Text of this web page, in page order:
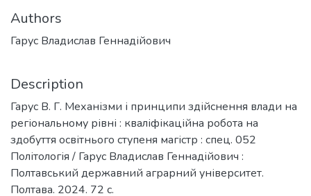
Authors
Гарус Владислав Геннадійович
Description
Гарус В. Г. Механізми і принципи здійснення влади на
регіональному рівні : кваліфікаційна робота на
здобуття освітнього ступеня магістр : спец. 052
Політологія / Гарус Владислав Геннадійович :
Полтавський державний аграрний університет.
Полтава. 2024. 72 с.